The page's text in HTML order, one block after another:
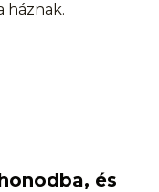
háznak.
és